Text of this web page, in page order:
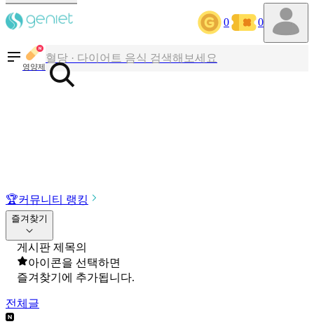
0 0
영양제
칼로리와 영양성분을 검색해보세요
음식 · 영양제 리뷰를 찾아보세요
🏆커뮤니티 랭킹
즐겨찾기
게시판 제목의
아이콘을 선택하면
즐겨찾기에 추가됩니다.
전체글